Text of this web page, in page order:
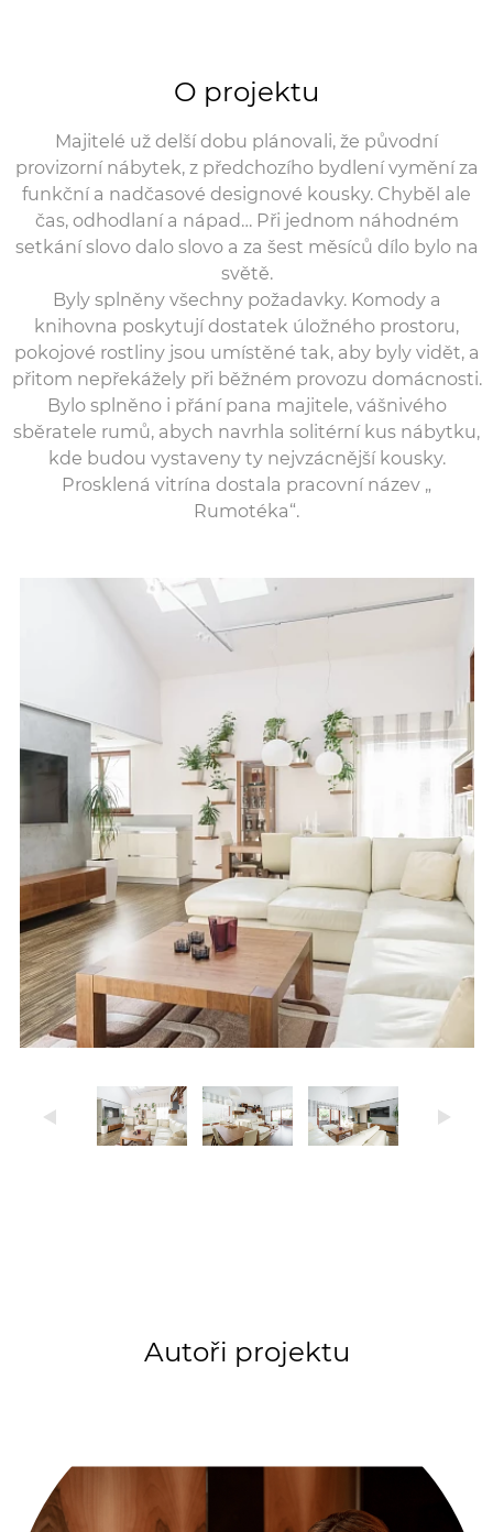
O projektu
Majitelé už delší dobu plánovali, že původní
provizorní nábytek, z předchozího bydlení vymění za
funkční a nadčasové designové kousky. Chyběl ale
čas, odhodlaní a nápad… Při jednom náhodném
setkání slovo dalo slovo a za šest měsíců dílo bylo na
světě.
Byly splněny všechny požadavky. Komody a
knihovna poskytují dostatek úložného prostoru,
pokojové rostliny jsou umístěné tak, aby byly vidět, a
přitom nepřekážely při běžném provozu domácnosti.
Bylo splněno i přání pana majitele, vášnivého
sběratele rumů, abych navrhla solitérní kus nábytku,
kde budou vystaveny ty nejvzácnější kousky.
Prosklená vitrína dostala pracovní název „
Rumotéka“.
Autoři projektu